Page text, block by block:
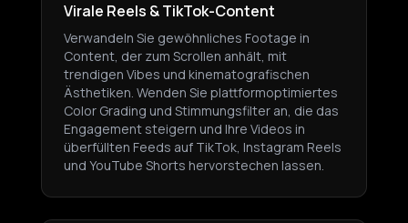
Virale Reels & TikTok-Content
Verwandeln Sie gewöhnliches Footage in
Content, der zum Scrollen anhält, mit
trendigen Vibes und kinematografischen
Ästhetiken. Wenden Sie plattformoptimiertes
Color Grading und Stimmungsfilter an, die das
Engagement steigern und Ihre Videos in
überfüllten Feeds auf TikTok, Instagram Reels
und YouTube Shorts hervorstechen lassen.